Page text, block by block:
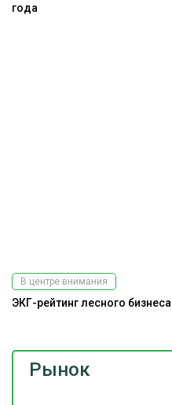
Рынок
года
В центре внимания
ЭКГ-рейтинг лесного бизнеса